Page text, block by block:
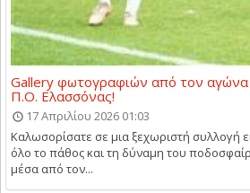
Gallery φωτογραφιών από τον αγώνα
Π.Ο. Ελασσόνας!
17 Απριλίου 2026 01:03
Καλωσορίσατε σε μια ξεχωριστή συλλογή
όλο το πάθος και τη δύναμη του
μέσα από τον...